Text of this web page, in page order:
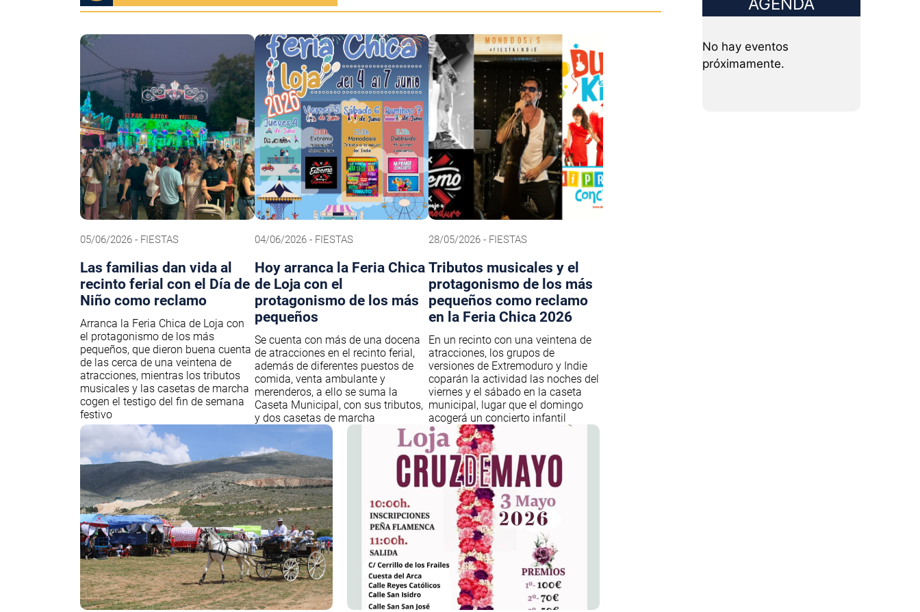
05/06/2026 - FIESTAS
Las familias dan vida al
recinto ferial con el Día de
Niño como reclamo
Arranca la Feria Chica de Loja con
el protagonismo de los más
pequeños, que dieron buena cuenta
de las cerca de una veintena de
atracciones, mientras los tributos
musicales y las casetas de marcha
cogen el testigo del fin de semana
festivo
04/06/2026 - FIESTAS
Hoy arranca la Feria Chica
de Loja con el
protagonismo de los más
pequeños
Se cuenta con más de una docena
de atracciones en el recinto ferial,
además de diferentes puestos de
comida, venta ambulante y
merenderos, a ello se suma la
Caseta Municipal, con sus tributos,
y dos casetas de marcha
28/05/2026 - FIESTAS
Tributos musicales y el
protagonismo de los más
pequeños como reclamo
en la Feria Chica 2026
En un recinto con una veintena de
atracciones, los grupos de
versiones de Extremoduro y Indie
coparán la actividad las noches del
viernes y el sábado en la caseta
municipal, lugar que el domingo
acogerá un concierto infantil
No hay eventos
próximamente.